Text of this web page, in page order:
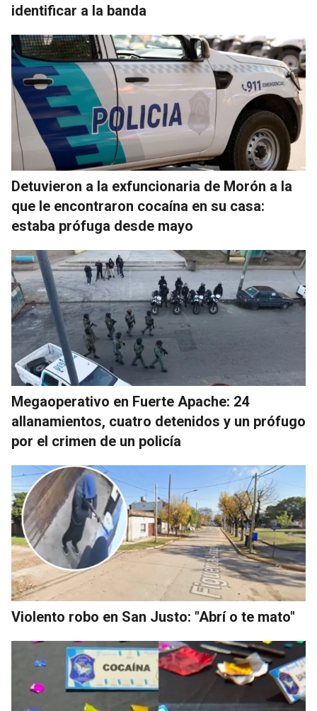
identificar a la banda
Detuvieron a la exfuncionaria de Morón a la
que le encontraron cocaína en su casa:
estaba prófuga desde mayo
Megaoperativo en Fuerte Apache: 24
allanamientos, cuatro detenidos y un prófugo
por el crimen de un policía
Violento robo en San Justo: "Abrí o te mato"